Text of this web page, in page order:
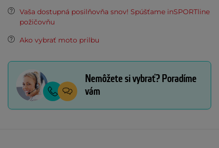
Vaša dostupná posilňovňa snov! Spúšťame inSPORTline
požičovňu
Ako vybrať moto prilbu
Nemôžete si vybrať? Poradíme
vám